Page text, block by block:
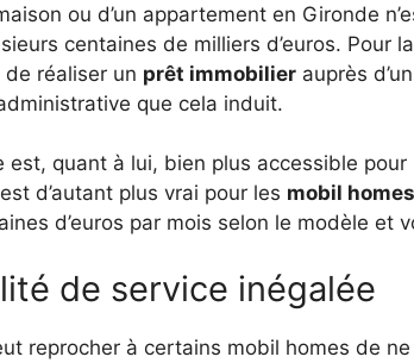
ou d’un appartement en Gironde
centaines de milliers d’euros. Pour
réaliser un prêt immobilierauprès
que cela induit.
est, quant à lui, bien plus accessible
d’autant plus vrai pour les mobil
d’euros par mois selon le modèle et
de service inégalée
reprocher à certains mobil homes de